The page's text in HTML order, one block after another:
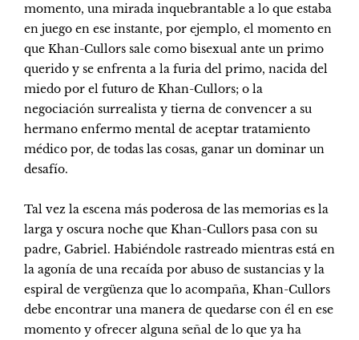
momento, una mirada inquebrantable a lo que estaba
en juego en ese instante, por ejemplo, el momento en
que Khan-Cullors sale como bisexual ante un primo
querido y se enfrenta a la furia del primo, nacida del
miedo por el futuro de Khan-Cullors; o la
negociación surrealista y tierna de convencer a su
hermano enfermo mental de aceptar tratamiento
médico por, de todas las cosas, ganar un dominar un
desafío.
Tal vez la escena más poderosa de las memorias es la
larga y oscura noche que Khan-Cullors pasa con su
padre, Gabriel. Habiéndole rastreado mientras está en
la agonía de una recaída por abuso de sustancias y la
espiral de vergüenza que lo acompaña, Khan-Cullors
debe encontrar una manera de quedarse con él en ese
momento y ofrecer alguna señal de lo que ya ha